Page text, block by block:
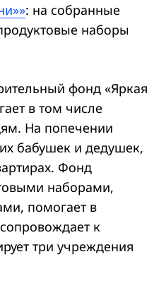
: на собранные
наборы
фонд «Яркая
в том числе
На попечении
бабушек и дедушек,
Фонд
наборами,
помогает в
к
три учреждения